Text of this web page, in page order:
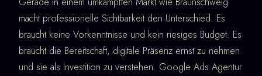
macht professionelle Sichtbarkeit den Unterschied. Es
braucht keine Vorkenntnisse und kein riesiges Budget. Es
braucht die Bereitschaft, digitale Präsenz ernst zu nehmen
und sie als Investition zu verstehen. Google Ads Agentur